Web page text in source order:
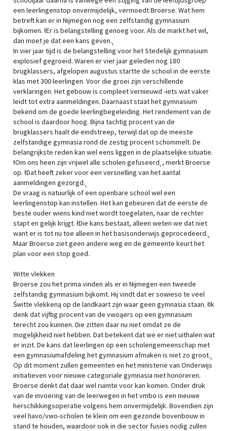
een leerlingenstop onvermijdelijk, vermoedt Broerse. Wat hem
betreft kan er in Nijmegen nog een zelfstandig gymnasium
bijkomen. łEr is belangstelling genoeg voor. Als de markt het wil,
dan moet je dat een kans geven.˛
In vier jaar tijd is de belangstelling voor het Stedelijk gymnasium
explosief gegroeid. Waren er vier jaar geleden nog 180
brugklassers, afgelopen augustus startte de school in de eerste
klas met 300 leerlingen. Voor die groei zijn verschillende
verklaringen. Het gebouw is compleet vernieuwd -iets wat vaker
leidt tot extra aanmeldingen. Daarnaast staat het gymnasium
bekend om de goede leerlingbegeleiding. Het rendement van de
school is daardoor hoog. Bijna tachtig procent van de
brugklassers haalt de eindstreep, terwijl dat op de meeste
zelfstandige gymnasia rond de zestig procent schommelt. De
belangrijkste reden kan wel eens liggen in de plaatselijke situatie.
łOm ons heen zijn vrijwel alle scholen gefuseerd˛, merkt Broerse
op. łDat heeft zeker voor een versnelling van het aantal
aanmeldingen gezorgd.˛
De vraag is natuurlijk of een openbare school wel een
leerlingenstop kan instellen. Het kan gebeuren dat de eerste de
beste ouder wiens kind niet wordt toegelaten, naar de rechter
stapt en gelijk krijgt. łDie kans bestaat, alleen weten we dat niet
want er is tot nu toe alleen in het basisonderwijs geprocedeerd.˛
Maar Broerse ziet geen andere weg en de gemeente keurt het
plan voor een stop goed.
Witte vlekken
Broerse zou het prima vinden als er in Nijmegen een tweede
zelfstandig gymnasium bijkomt. Hij vindt dat er sowieso te veel
Świtte vlekkeną op de landkaart zijn waar geen gymnasia staan. łIk
denk dat vijftig procent van de vwoąers op een gymnasium
terecht zou kunnen. Die zitten daar nu niet omdat ze de
mogelijkheid niet hebben. Dat betekent dat we er niet uithalen wat
er inzit. De kans dat leerlingen op een scholengemeenschap met
een gymnasiumafdeling het gymnasium afmaken is niet zo groot.˛
Op dit moment zullen gemeenten en het ministerie van Onderwijs
initiatieven voor nieuwe categoriale gymnasia niet honoreren.
Broerse denkt dat daar wel ruimte voor kan komen. Onder druk
van de invoering van de leerwegen in het vmbo is een nieuwe
herschikkingsoperatie volgens hem onvermijdelijk. Bovendien zijn
veel havo/vwo-scholen te klein om een gezonde bovenbouw in
stand te houden, waardoor ook in die sector fusies nodig zullen